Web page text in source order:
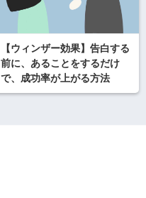
【ウィンザー効果】告白する
前に、あることをするだけ
で、成功率が上がる方法